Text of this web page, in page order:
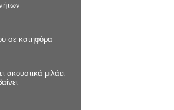
σε κατηφόρα
ακουστικά μιλάει